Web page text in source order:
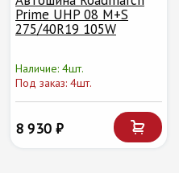
Prime UHP 08 M+S
275/40R19 105W
Наличие: 4шт.
Под заказ: 4шт.
8 930 ₽